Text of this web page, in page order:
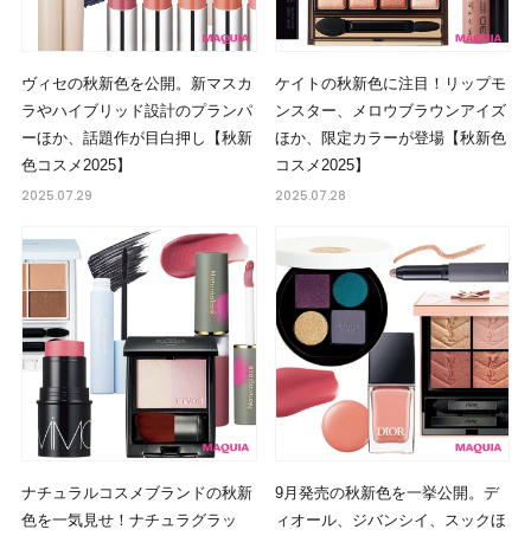
ヴィセの秋新色を公開。新マスカ
ラやハイブリッド設計のプランパ
ーほか、話題作が目白押し【秋新
色コスメ2025】
2025.07.29
ケイトの秋新色に注目！リップモ
ンスター、メロウブラウンアイズ
ほか、限定カラーが登場【秋新色
コスメ2025】
2025.07.28
ナチュラルコスメブランドの秋新
色を一気見せ！ナチュラグラッ
9月発売の秋新色を一挙公開。デ
ィオール、ジバンシイ、スックほ